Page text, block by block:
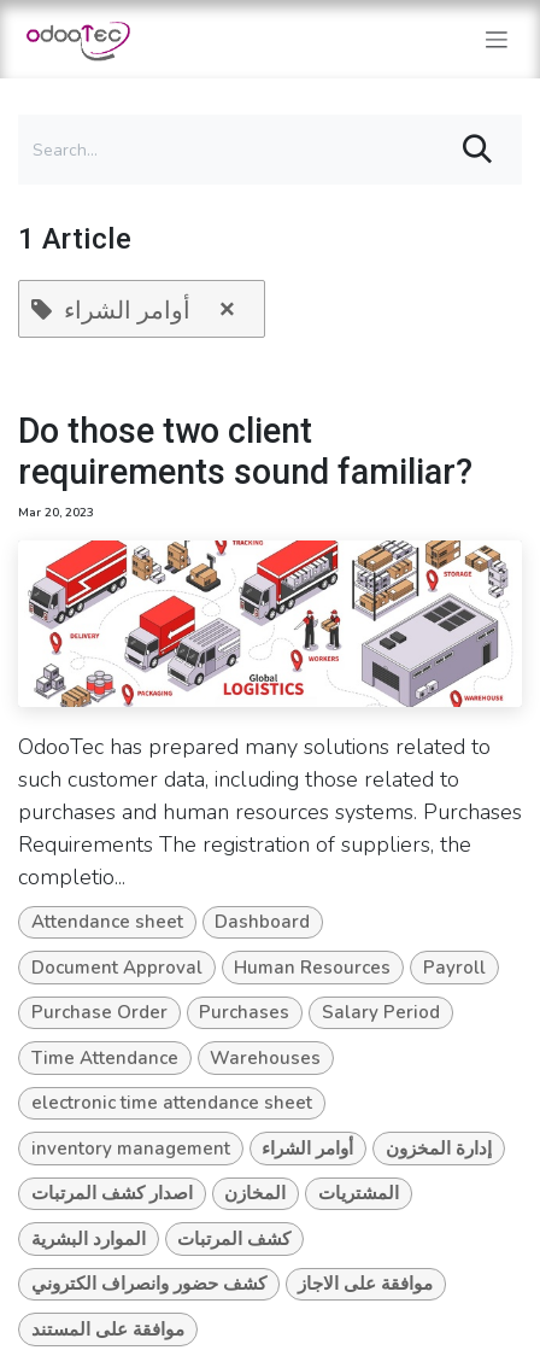
Skip to Content
1 Article
أوامر الشراء ×
Do those two client
requirements sound familiar?
Mar 20, 2023
OdooTec has prepared many solutions related to
such customer data, including those related to
purchases and human resources systems. Purchases
Requirements The registration of suppliers, the
completio...
Attendance sheet
Dashboard
Document Approval
Human Resources
Payroll
Purchase Order
Purchases
Salary Period
Time Attendance
Warehouses
electronic time attendance sheet
inventory management
أوامر الشراء
إدارة المخزون
اصدار كشف المرتبات
المخازن
المشتريات
الموارد البشرية
كشف المرتبات
كشف حضور وانصراف الكتروني
موافقة على الاجاز
موافقة على المستند